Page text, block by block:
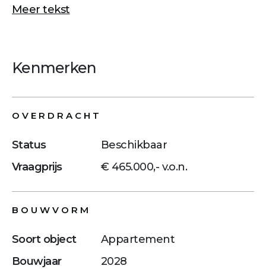
Meer tekst
Kenmerken
OVERDRACHT
Status
Beschikbaar
Vraagprijs
€ 465.000,- v.o.n.
BOUWVORM
Soort object
Appartement
Bouwjaar
2028